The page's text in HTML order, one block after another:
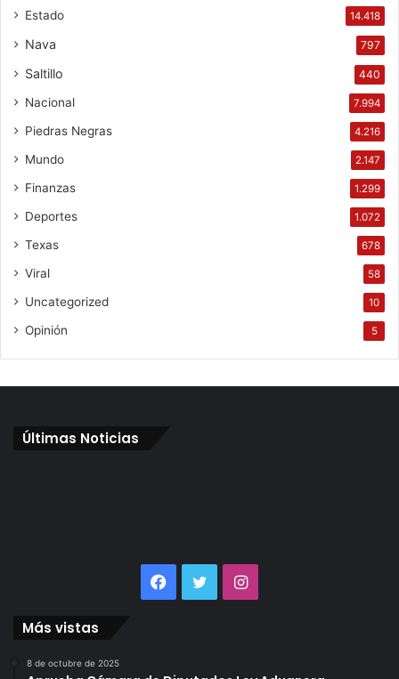
Estado 14.418
Nava 797
Saltillo 440
Nacional 7.994
Piedras Negras 4.216
Mundo 2.147
Finanzas 1.299
Deportes 1.072
Texas 678
Viral 58
Uncategorized 10
Opinión 5
Últimas Noticias
Facebook
TwitterInstagram
Más vistas
8 de octubre de 2025